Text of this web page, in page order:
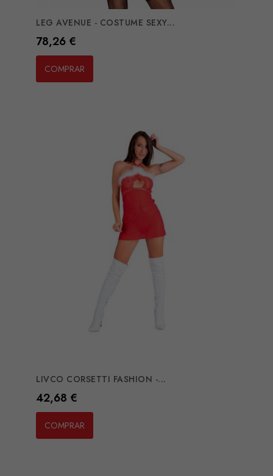
LEG AVENUE - COSTUME SEXY...
Preço
78,26 €
COMPRAR
LIVCO CORSETTI FASHION -...
Preço
42,68 €
COMPRAR